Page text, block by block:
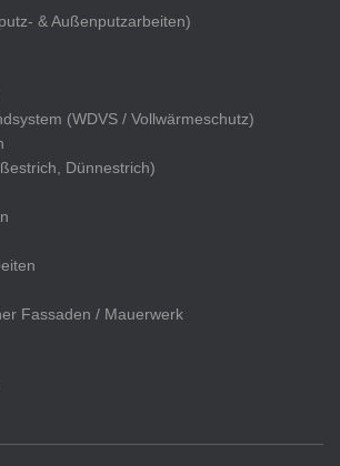
& Außenputzarbeiten)
(WDVS / Vollwärmeschutz)
Dünnestrich)
Fassaden / Mauerwerk